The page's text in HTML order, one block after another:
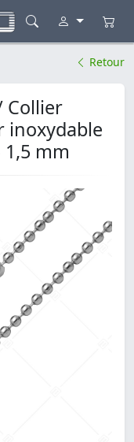
Retour
Collier
inoxydable
mm